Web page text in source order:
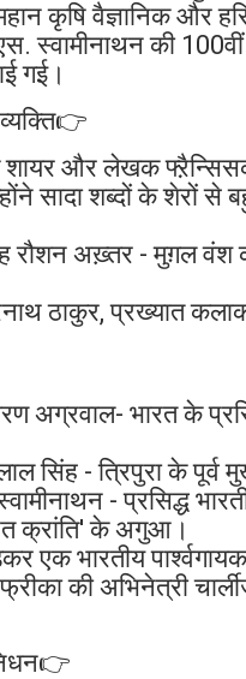
कृषि वैज्ञानिक और
स्वामीनाथन की
गई।
और लेखक
सादा शब्दों के शेरों से
रौशन अख़्तर - मुग़ल वंश
ठाकुर, प्रख्यात
अग्रवाल- भारत के
सिंह - त्रिपुरा के पूर्व
- प्रसिद्ध
क्रांति' के अगुआ।
एक भारतीय
की अभिनेत्री